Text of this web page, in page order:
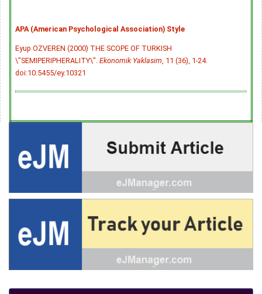
APA (American Psychological Association) Style
Eyup OZVEREN (2000) THE SCOPE OF TURKISH
\"SEMIPERIPHERALITY\". Ekonomik Yaklasim , 11 (36), 1-24.
doi:10.5455/ey.10321